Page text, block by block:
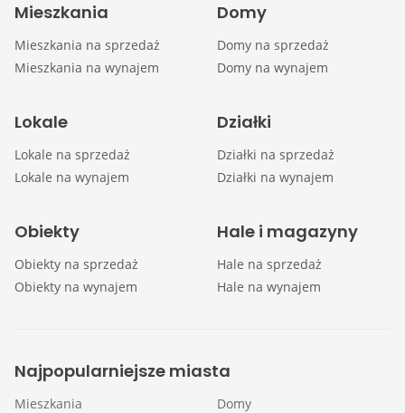
Mieszkania
Mieszkania na sprzedaż
Mieszkania na wynajem
Domy
Domy na sprzedaż
Domy na wynajem
Lokale
Lokale na sprzedaż
Lokale na wynajem
Działki
Działki na sprzedaż
Działki na wynajem
Obiekty
Obiekty na sprzedaż
Obiekty na wynajem
Hale i magazyny
Hale na sprzedaż
Hale na wynajem
Najpopularniejsze miasta
Mieszkania
Domy